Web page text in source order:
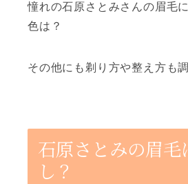
憧れの石原さとみさんの眉毛
色は？
その他にも剃り方や整え方も
石原さとみの眉毛
し？